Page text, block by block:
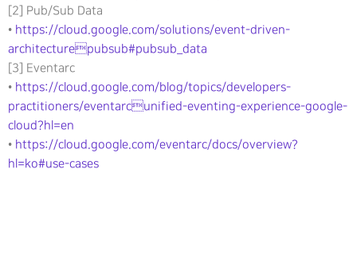
[2] Pub/Sub Data
• https://cloud.google.com/solutions/event-driven-
architecturepubsub#pubsub_data
[3] Eventarc
• https://cloud.google.com/blog/topics/developers-
practitioners/eventarcunified-eventing-experience-google-
cloud?hl=en
• https://cloud.google.com/eventarc/docs/overview?
hl=ko#use-cases